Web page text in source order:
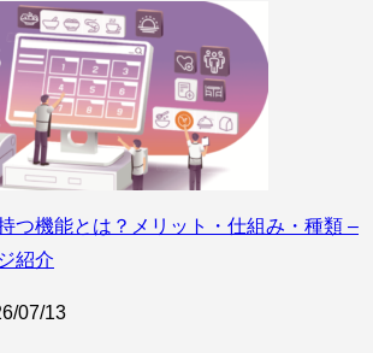
つ機能とは？メリット・仕組み・種類 –
紹介
07/13